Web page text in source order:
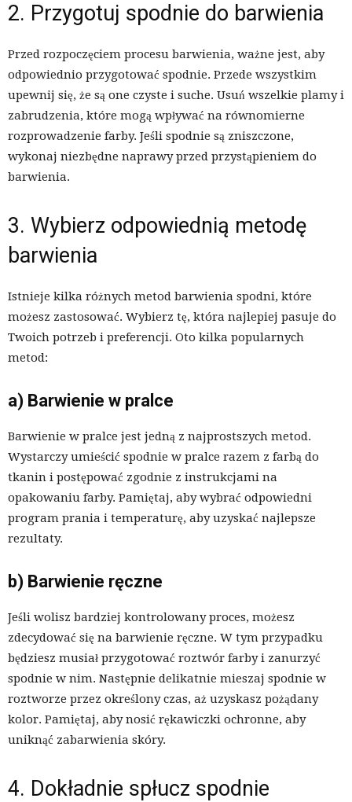
2. Przygotuj spodnie do barwienia
Przed rozpoczęciem procesu barwienia, ważne jest, aby
odpowiednio przygotować spodnie. Przede wszystkim
upewnij się, że są one czyste i suche. Usuń wszelkie plamy i
zabrudzenia, które mogą wpływać na równomierne
rozprowadzenie farby. Jeśli spodnie są zniszczone,
wykonaj niezbędne naprawy przed przystąpieniem do
barwienia.
3. Wybierz odpowiednią metodę
barwienia
Istnieje kilka różnych metod barwienia spodni, które
możesz zastosować. Wybierz tę, która najlepiej pasuje do
Twoich potrzeb i preferencji. Oto kilka popularnych
metod:
a) Barwienie w pralce
Barwienie w pralce jest jedną z najprostszych metod.
Wystarczy umieścić spodnie w pralce razem z farbą do
tkanin i postępować zgodnie z instrukcjami na
opakowaniu farby. Pamiętaj, aby wybrać odpowiedni
program prania i temperaturę, aby uzyskać najlepsze
rezultaty.
b) Barwienie ręczne
Jeśli wolisz bardziej kontrolowany proces, możesz
zdecydować się na barwienie ręczne. W tym przypadku
będziesz musiał przygotować roztwór farby i zanurzyć
spodnie w nim. Następnie delikatnie mieszaj spodnie w
roztworze przez określony czas, aż uzyskasz pożądany
kolor. Pamiętaj, aby nosić rękawiczki ochronne, aby
uniknąć zabarwienia skóry.
4. Dokładnie spłucz spodnie